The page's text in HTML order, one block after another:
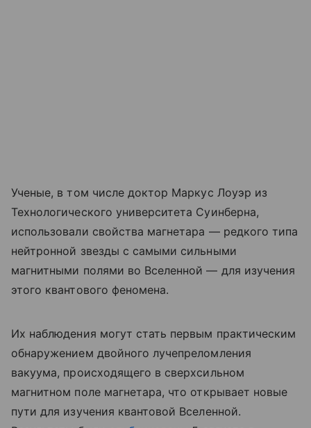
Ученые, в том числе доктор Маркус Лоуэр из
Технологического университета Суинберна,
использовали свойства магнетара — редкого типа
нейтронной звезды с самыми сильными
магнитными полями во Вселенной — для изучения
этого квантового феномена.
Их наблюдения могут стать первым практическим
обнаружением двойного лучепреломления
вакуума, происходящего в сверхсильном
магнитном поле магнетара, что открывает новые
пути для изучения квантовой Вселенной.